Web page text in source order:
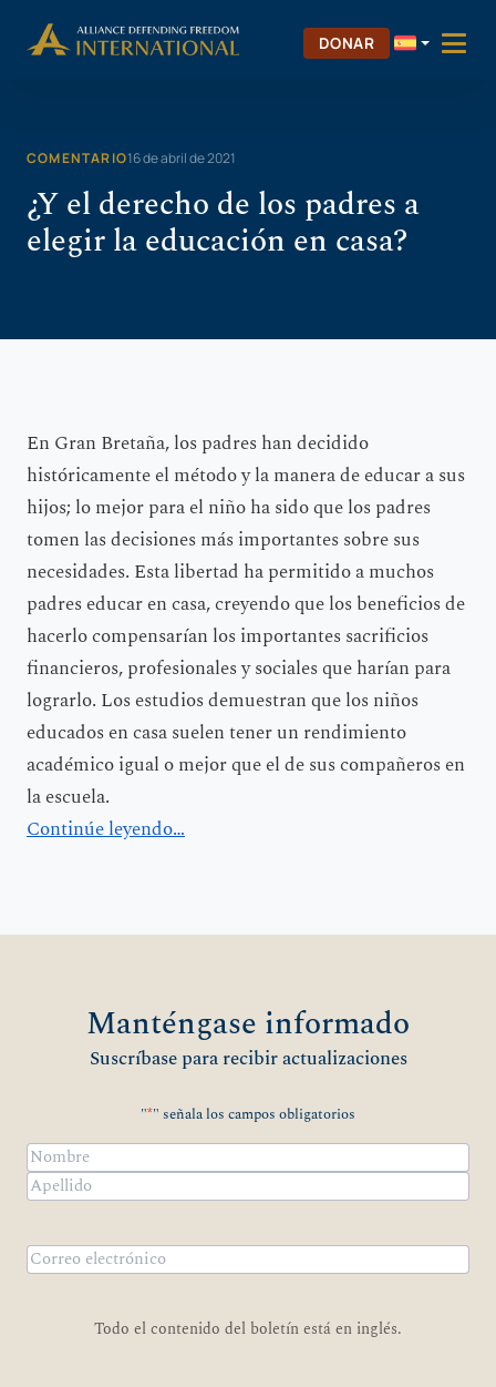
DONAR
COMENTARIO16 de abril de 2021
¿Y el derecho de los padres a
elegir la educación en casa?
En Gran Bretaña, los padres han decidido
históricamente el método y la manera de educar a sus
hijos; lo mejor para el niño ha sido que los padres
tomen las decisiones más importantes sobre sus
necesidades. Esta libertad ha permitido a muchos
padres educar en casa, creyendo que los beneficios de
hacerlo compensarían los importantes sacrificios
financieros, profesionales y sociales que harían para
lograrlo. Los estudios demuestran que los niños
educados en casa suelen tener un rendimiento
académico igual o mejor que el de sus compañeros en
la escuela.
Continúe leyendo…
Manténgase informado
Suscríbase para recibir actualizaciones
"*" señala los campos obligatorios
Nombre*
Nombre
electrónico*
Todo el contenido del boletín está en inglés.